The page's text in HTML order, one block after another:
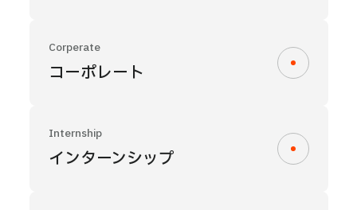
Corperate
コーポレート
Internship
インターンシップ